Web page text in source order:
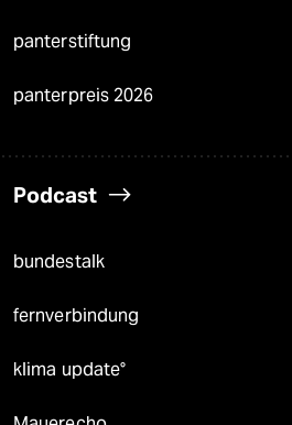
panterstiftung
panterpreis 2026
Podcast
bundestalk
fernverbindung
klima update°